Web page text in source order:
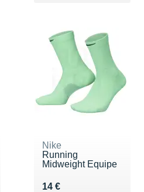
Nike
Running
Midweight Equipe
14 €
Vendu 14 €